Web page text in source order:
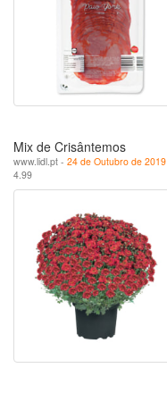
Mix de Crisântemos
www.lidl.pt - 24 de Outubro de 2019
4.99